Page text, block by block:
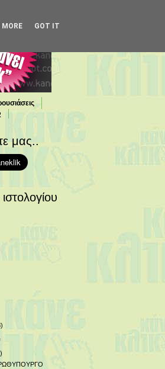
μας..
MORE GOT IT